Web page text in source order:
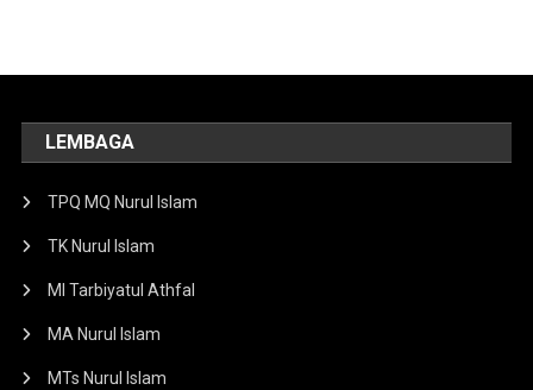
LEMBAGA
TPQ MQ Nurul Islam
TK Nurul Islam
MI Tarbiyatul Athfal
MA Nurul Islam
MTs Nurul Islam